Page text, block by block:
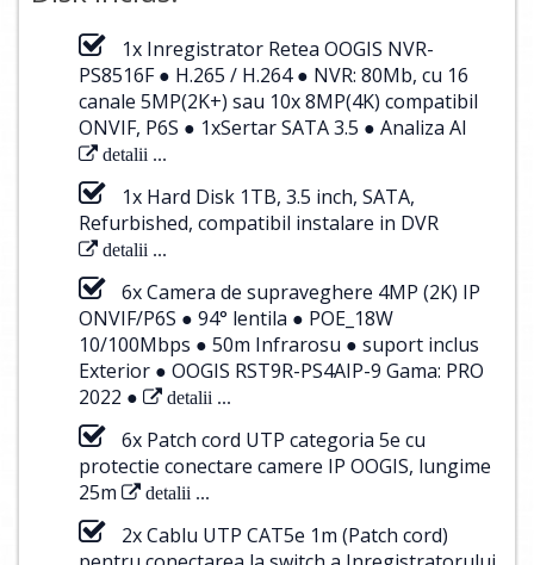
1x Inregistrator Retea OOGIS NVR-
PS8516F ● H.265 / H.264 ● NVR: 80Mb, cu 16
canale 5MP(2K+) sau 10x 8MP(4K) compatibil
ONVIF, P6S ● 1xSertar SATA 3.5 ● Analiza AI
detalii ...
1x Hard Disk 1TB, 3.5 inch, SATA,
Refurbished, compatibil instalare in DVR
detalii ...
6x Camera de supraveghere 4MP (2K) IP
ONVIF/P6S ● 94° lentila ● POE_18W
10/100Mbps ● 50m Infrarosu ● suport inclus
Exterior ● OOGIS RST9R-PS4AIP-9 Gama: PRO
2022 ●
detalii ...
6x Patch cord UTP categoria 5e cu
protectie conectare camere IP OOGIS, lungime
25m
detalii ...
2x Cablu UTP CAT5e 1m (Patch cord)